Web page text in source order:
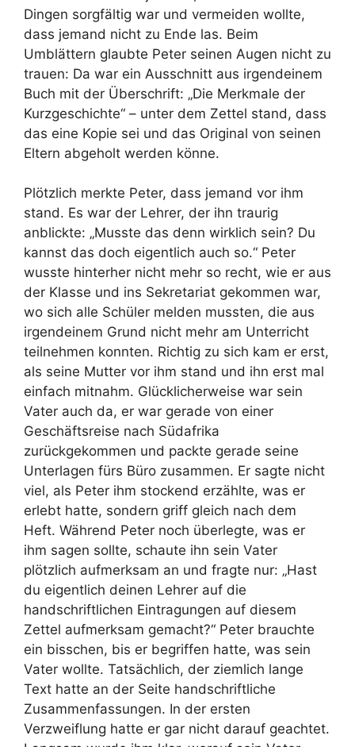
Dingen sorgfältig war und vermeiden wollte,
dass jemand nicht zu Ende las. Beim
Umblättern glaubte Peter seinen Augen nicht zu
trauen: Da war ein Ausschnitt aus irgendeinem
Buch mit der Überschrift: „Die Merkmale der
Kurzgeschichte“ – unter dem Zettel stand, dass
das eine Kopie sei und das Original von seinen
Eltern abgeholt werden könne.
Plötzlich merkte Peter, dass jemand vor ihm
stand. Es war der Lehrer, der ihn traurig
anblickte: „Musste das denn wirklich sein? Du
kannst das doch eigentlich auch so.“ Peter
wusste hinterher nicht mehr so recht, wie er aus
der Klasse und ins Sekretariat gekommen war,
wo sich alle Schüler melden mussten, die aus
irgendeinem Grund nicht mehr am Unterricht
teilnehmen konnten. Richtig zu sich kam er erst,
als seine Mutter vor ihm stand und ihn erst mal
einfach mitnahm. Glücklicherweise war sein
Vater auch da, er war gerade von einer
Geschäftsreise nach Südafrika
zurückgekommen und packte gerade seine
Unterlagen fürs Büro zusammen. Er sagte nicht
viel, als Peter ihm stockend erzählte, was er
erlebt hatte, sondern griff gleich nach dem
Heft. Während Peter noch überlegte, was er
ihm sagen sollte, schaute ihn sein Vater
plötzlich aufmerksam an und fragte nur: „Hast
du eigentlich deinen Lehrer auf die
handschriftlichen Eintragungen auf diesem
Zettel aufmerksam gemacht?“ Peter brauchte
ein bisschen, bis er begriffen hatte, was sein
Vater wollte. Tatsächlich, der ziemlich lange
Text hatte an der Seite handschriftliche
Zusammenfassungen. In der ersten
Verzweiflung hatte er gar nicht darauf geachtet.